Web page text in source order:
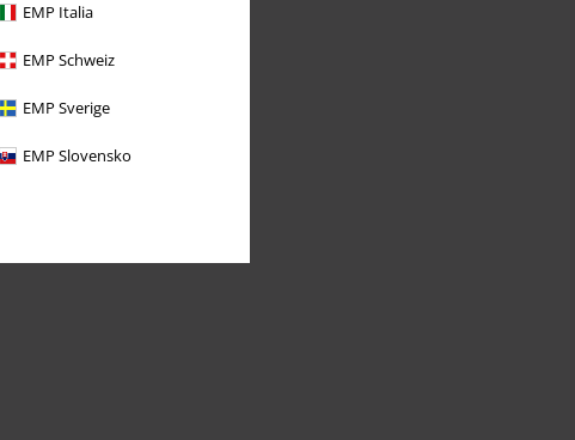
EMP Italia
EMP Schweiz
EMP Sverige
EMP Slovensko